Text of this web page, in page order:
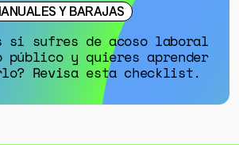
Y BARAJAS
si sufres de acoso laboral
y quieres aprender
Revisa esta checklist.